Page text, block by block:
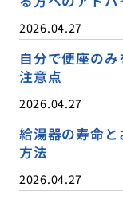
2026.04.27
自分で便座の
注意点
2026.04.27
給湯器の寿命
方法
2026.04.27